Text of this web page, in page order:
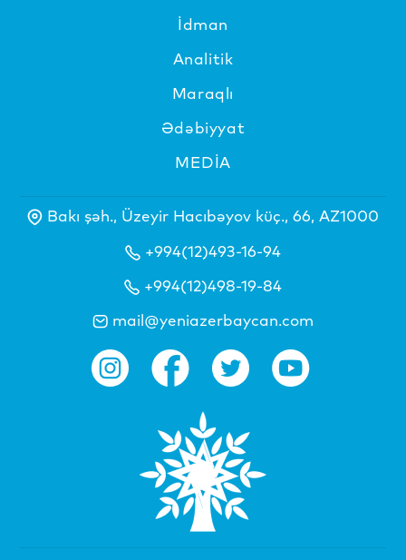
İdman
Analitik
Maraqlı
Ədəbiyyat
MEDİA
Bakı şəh., Üzeyir Hacıbəyov küç., 66, AZ1000
+994(12)493-16-94
+994(12)498-19-84
mail@yeniazerbaycan.com